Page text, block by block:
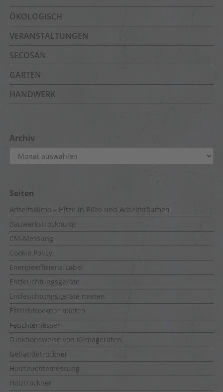
ÖKOLOGISCH
VERANSTALTUNGEN
SECOSAN
GARTEN
HANDWERK
Archiv
Archiv
Seiten
Arbeitsklima – Hitze in Büro und Arbeitsräumen
Bauwerkstrocknung
CM-Messung
Cookie Policy
Energieeffizienz-Label
Entfeuchtungsgeräte
Entfeuchtungsgeräte mieten
Estrichtrockner mieten
Feuchtemesser
Funktionsweise von Klimageräten
Gebäudetrockner
Holzfeuchtemessung
Holztrockner